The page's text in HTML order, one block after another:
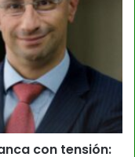
con tensión: